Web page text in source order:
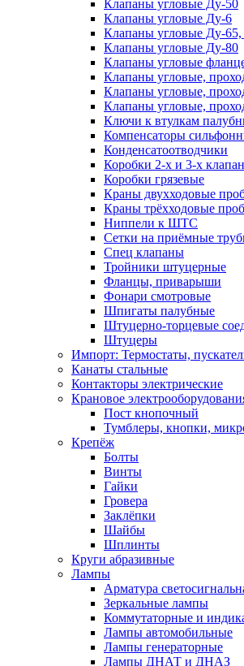
Клапаны угловые Ду-50
Клапаны угловые Ду-6
Клапаны угловые Ду-
Клапаны угловые Ду-80
Клапаны угловые
Клапаны угловые,
Клапаны угловые,
Клапаны угловые,
Ключи к втулкам
Компенсаторы
Конденсатоотводчики
Коробки 2-х и 3-х
Коробки грязевые
Краны двухходовые
Краны трёхходовые
Ниппели к ШТС
Сетки на приёмные
Спец клапаны
Тройники штуцерные
Фланцы, приварыши
Фонари смотровые
Шпигаты палубные
Штуцерно-торцевые
Штуцеры
Импорт: Термостаты,
Канаты стальные
Контакторы электрические
Крановое
Пост кнопочный
Тумблеры, кнопки,
Крепёж
Болты
Винты
Гайки
Гровера
Заклёпки
Шайбы
Шплинты
Круги абразивные
Лампы
Арматура
Зеркальные лампы
Коммутаторные и
Лампы автомобильные
Лампы генераторные
Лампы ДНАТ и ДНАЗ